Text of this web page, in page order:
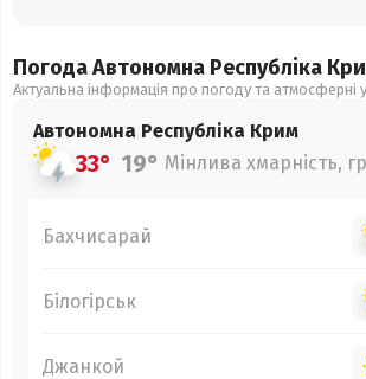
Погода Автономна Республіка
Актуальна інформація про погоду та атмосферні
Автономна Республіка Крим
33° 19° Мінлива хмарність,
Бахчисарай
Білогірськ
Джанкой